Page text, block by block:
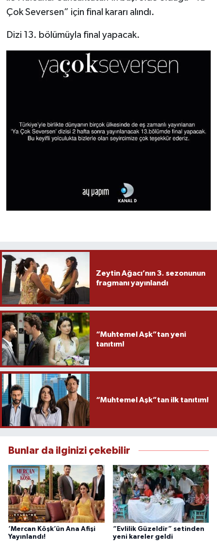
Çok Seversen” için final kararı alındı.
Dizi 13. bölümüyla final yapacak.
Zeytin Ağacı’nın 3. sezonunun
fragmanı yayınlandı
“Muhtemel Aşk”tan yeni
tanıtım!
“Muhtemel Aşk”tan ilk tanıtım!
Bunlar da ilginizi çekebilir
‘Mercan Köşk’ün Ana Afişi
Yayınlandı!
“Evlilik Güzeldir” setinden
yeni kareler geldi